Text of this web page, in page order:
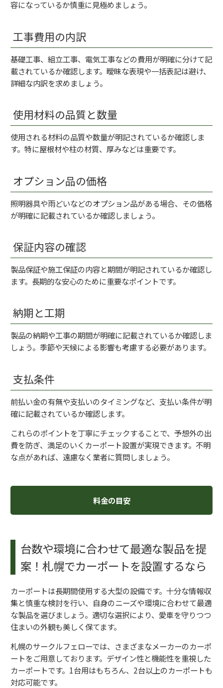
容になっているか慎重に見極めましょう。
工事費用の内訳
基礎工事、組立工事、電気工事などの費用が明確に分けて記
載されているか確認します。曖昧な表現や一括表記は避け、
詳細な内訳を求めましょう。
使用材料の品質と数量
使用される材料の品質や数量が明記されているか確認しま
す。特に屋根材や柱の材質、厚みなどは重要です。
オプション品の価格
照明器具や雨どいなどのオプション品がある場合、その価格
が明確に記載されているか確認しましょう。
保証内容の確認
製品保証や施工保証の内容と期間が明記されているか確認し
ます。長期的な安心のために重要なポイントです。
納期と工期
製品の納期や工事の期間が明確に記載されているか確認しま
しょう。季節や天候による影響も考慮する必要があります。
支払条件
前払い金の有無や支払いのタイミングなど、支払い条件が明
確に記載されているか確認します。
これらのポイントを丁寧にチェックすることで、予想外の出
費を防ぎ、満足のいくカーポート設置が実現できます。不明
な点があれば、遠慮なく業者に質問しましょう。
料金の目安
台数や環境に合わせて最適な製品を提
案！札幌でカーポートを設置するなら
カーポートは長期間使用する大型の設備です。十分な情報収
集と慎重な検討を行い、自身のニーズや環境に合わせて最適
な製品を選びましょう。適切な選択により、愛車を守りつつ
住まいの外観も美しく保てます。
札幌のサークルフェローでは、さまざまなメーカーのカーポ
ートをご用意しております。デザイン性と機能性を重視した
カーポートです。1台用はもちろん、2台以上のカーポートも
対応可能です。